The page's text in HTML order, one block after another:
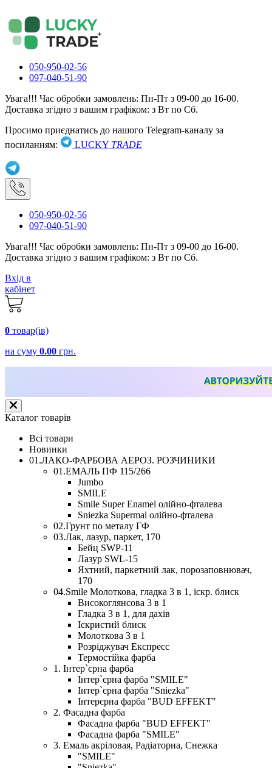
050-950-02-56
097-040-51-90
Увага!!! Час обробки замовлень: Пн-Пт з 09-00 до 16-00.
Доставка згідно з вашим графіком: з Вт по Сб.
Просимо приєднатись до нашого Telegram-каналу за
посиланням:
LUCKY TRADE
050-950-02-56
097-040-51-90
Увага!!! Час обробки замовлень: Пн-Пт з 09-00 до 16-00.
Доставка згідно з вашим графіком: з Вт по Сб.
Вхід в
кабінет
0 товар(ів)
на суму 0.00 грн.
Каталог товарів
Всі товари
Новинки
01.ЛАКО-ФАРБОВА АЕРОЗ. РОЗЧИНИКИ
01.ЕМАЛЬ ПФ 115/266
Jumbo
SMILE
Smile Super Enamel олійно-фталева
Sniezka Supermal олійно-фталева
02.Грунт по металу ГФ
03.Лак, лазур, паркет, 170
Бейц SWP-11
Лазур SWL-15
Яхтний, паркетний лак, порозаповнювач,
170
04.Smile Молоткова, гладка 3 в 1, іскр. блиск
Високоглянсова 3 в 1
Гладка 3 в 1, для дахів
Іскристий блиск
Молоткова 3 в 1
Розріджувач Експресс
Термостійка фарба
1. Інтер`єрна фарба
Інтер`єрна фарба "SMILE"
Інтер`єрна фарба "Sniezka"
Інтерєрна фарба "BUD EFFEKT"
2. Фасадна фарба
Фасадна фарба "BUD EFFEKT"
Фасадна фарба "SMILE"
3. Емаль акріловая, Радіаторна, Снежка
"SMILE"